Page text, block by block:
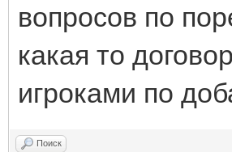
вопросов по
какая то
игроками по
Поиск